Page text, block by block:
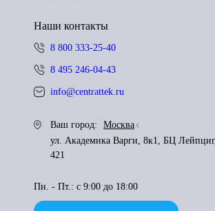
Наши контакты
8 800 333-25-40
8 495 246-04-43
info@centrattek.ru
Ваш город:
Москва
ул. Академика Варги, 8к1, БЦ
421
Пн. - Пт.: с 9:00 до 18:00